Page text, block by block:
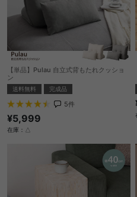
【単品】Pulau 自立式背もたれクッショ
ン
送料無料 完成品
5件
¥5,999
在庫：△